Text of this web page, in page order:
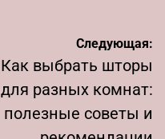
Следующая:
Как выбрать шторы
для разных комнат:
полезные советы и